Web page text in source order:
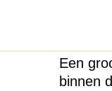
Een
binnen